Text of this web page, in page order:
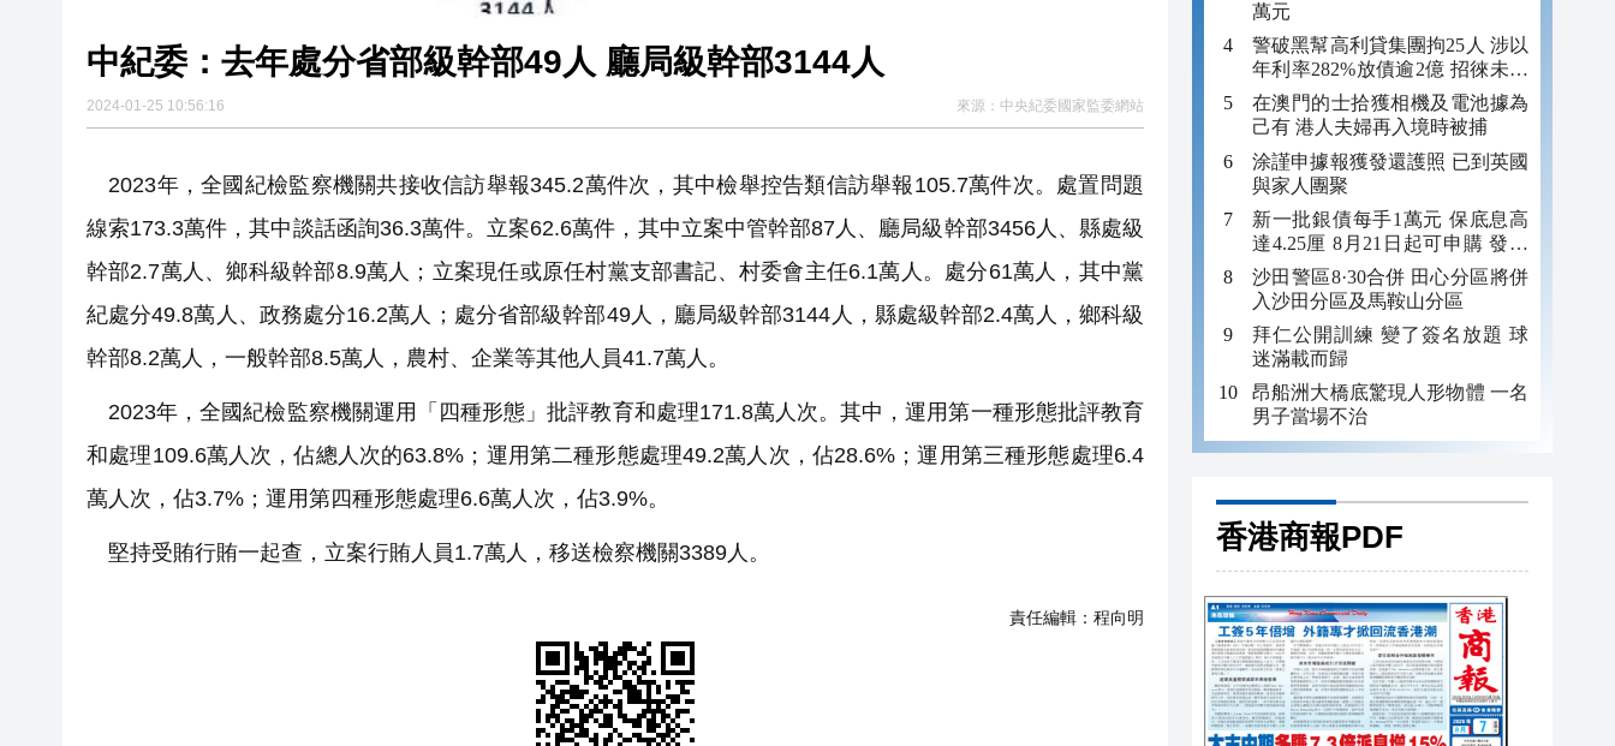
中紀委：去年處分省部級幹部49人 廳局級幹部3144人
2024-01-25 10:56:16 來源： 中央紀委國家監委網站
2023年，全國紀檢監察機關共接收信訪舉報345.2萬件次，其中檢舉控告類信訪舉報105.7萬件次。處置問題
線索173.3萬件，其中談話函詢36.3萬件。立案62.6萬件，其中立案中管幹部87人、廳局級幹部3456人、縣處級
幹部2.7萬人、鄉科級幹部8.9萬人；立案現任或原任村黨支部書記、村委會主任6.1萬人。處分61萬人，其中黨
紀處分49.8萬人、政務處分16.2萬人；處分省部級幹部49人，廳局級幹部3144人，縣處級幹部2.4萬人，鄉科級
幹部8.2萬人，一般幹部8.5萬人，農村、企業等其他人員41.7萬人。
2023年，全國紀檢監察機關運用「四種形態」批評教育和處理171.8萬人次。其中，運用第一種形態批評教育
和處理109.6萬人次，佔總人次的63.8%；運用第二種形態處理49.2萬人次，佔28.6%；運用第三種形態處理6.4
萬人次，佔3.7%；運用第四種形態處理6.6萬人次，佔3.9%。
堅持受賄行賄一起查，立案行賄人員1.7萬人，移送檢察機關3389人。
責任編輯： 程向明
萬元
警破黑幫高利貸集團拘25人 涉以
年利率282%放債逾2億 招徠未成
年追數
在澳門的士拾獲相機及電池據為
己有 港人夫婦再入境時被捕
涂謹申據報獲發還護照 已到英國
與家人團聚
新一批銀債每手1萬元 保底息高
達4.25厘 8月21日起可申購 發行
金額最多550億
沙田警區8·30合併 田心分區將併
入沙田分區及馬鞍山分區
拜仁公開訓練 變了簽名放題 球
迷滿載而歸
昂船洲大橋底驚現人形物體 一名
男子當場不治
香港商報PDF